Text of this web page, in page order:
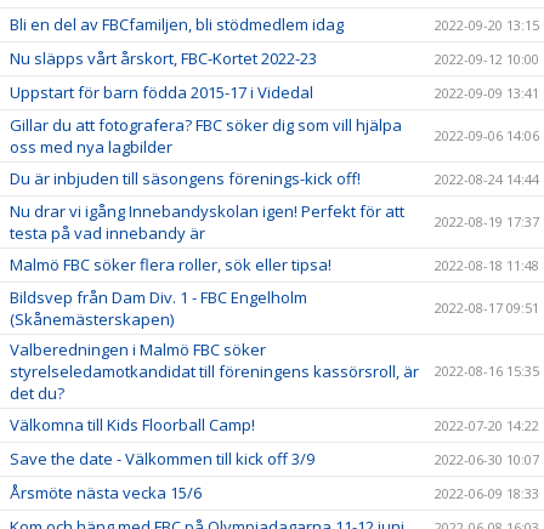
Bli en del av FBCfamiljen, bli stödmedlem idag
2022-09-20 13:15
Nu släpps vårt årskort, FBC-Kortet 2022-23 2022-09-12 10:00
Uppstart för barn födda 2015-17 i Videdal 2022-09-09 13:41
Gillar du att fotografera? FBC söker dig som vill hjälpa
oss med nya lagbilder
2022-09-06 14:06
Du är inbjuden till säsongens förenings-kick off! 2022-08-24 14:44
Nu drar vi igång Innebandyskolan igen! Perfekt för att
testa på vad innebandy är
2022-08-19 17:37
Malmö FBC söker flera roller, sök eller tipsa! 2022-08-18 11:48
Bildsvep från Dam Div. 1 - FBC Engelholm
(Skånemästerskapen)
2022-08-17 09:51
Valberedningen i Malmö FBC söker
styrelseledamotkandidat till föreningens kassörsroll, är
det du?
2022-08-16 15:35
Välkomna till Kids Floorball Camp! 2022-07-20 14:22
Save the date - Välkommen till kick off 3/9 2022-06-30 10:07
Årsmöte nästa vecka 15/6 2022-06-09 18:33